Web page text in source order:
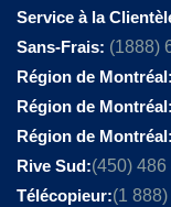
Service à la
Sans-Frais: (1888)
Région de Montréal:
Région de Montréal:
Région de Montréal:
Rive Sud:(450) 486
Télécopieur:(1